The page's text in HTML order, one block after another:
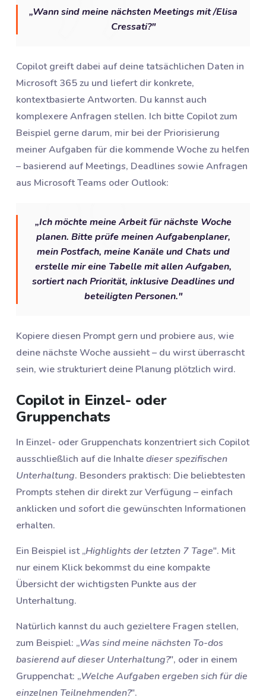
„Wann sind meine nächsten Meetings mit /Elisa
Cressati?"
Copilot greift dabei auf deine tatsächlichen Daten in
Microsoft 365 zu und liefert dir konkrete,
kontextbasierte Antworten. Du kannst auch
komplexere Anfragen stellen. Ich bitte Copilot zum
Beispiel gerne darum, mir bei der Priorisierung
meiner Aufgaben für die kommende Woche zu helfen
– basierend auf Meetings, Deadlines sowie Anfragen
aus Microsoft Teams oder Outlook:
„Ich möchte meine Arbeit für nächste Woche
planen. Bitte prüfe meinen Aufgabenplaner,
mein Postfach, meine Kanäle und Chats und
erstelle mir eine Tabelle mit allen Aufgaben,
sortiert nach Priorität, inklusive Deadlines und
beteiligten Personen."
Kopiere diesen Prompt gern und probiere aus, wie
deine nächste Woche aussieht – du wirst überrascht
sein, wie strukturiert deine Planung plötzlich wird.
Copilot in Einzel- oder
Gruppenchats
In Einzel- oder Gruppenchats konzentriert sich Copilot
ausschließlich auf die Inhaltedieser spezifischen
Unterhaltung. Besonders praktisch: Die beliebtesten
Prompts stehen dir direkt zur Verfügung – einfach
anklicken und sofort die gewünschten Informationen
erhalten.
Ein Beispiel ist „Highlights der letzten 7 Tage". Mit
nur einem Klick bekommst du eine kompakte
Übersicht der wichtigsten Punkte aus der
Unterhaltung.
Natürlich kannst du auch gezieltere Fragen stellen,
zum Beispiel: „Was sind meine nächsten To-dos
basierend auf dieser Unterhaltung?", oder in einem
Gruppenchat: „Welche Aufgaben ergeben sich für die
einzelnen Teilnehmenden?".